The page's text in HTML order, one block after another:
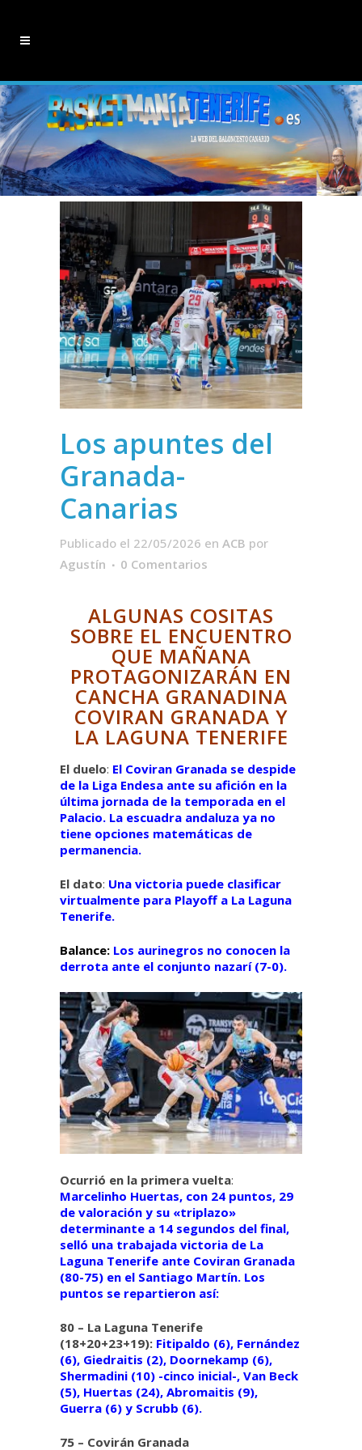
Los apuntes del
Granada-
Canarias
Publicado el 22/05/2026 en ACB por
Agustín
0 Comentarios
ALGUNAS COSITAS
SOBRE EL ENCUENTRO
QUE MAÑANA
PROTAGONIZARÁN EN
CANCHA GRANADINA
COVIRAN GRANADA Y
LA LAGUNA TENERIFE
El duelo: El Coviran Granada se despide
de la Liga Endesa ante su afición en la
última jornada de la temporada en el
Palacio. La escuadra andaluza ya no
tiene opciones matemáticas de
permanencia.
El dato: Una victoria puede clasificar
virtualmente para Playoff a La Laguna
Tenerife.
Balance: Los aurinegros no conocen la
derrota ante el conjunto nazarí (7-0).
Ocurrió en la primera vuelta:
Marcelinho Huertas, con 24 puntos, 29
de valoración y su «triplazo»
determinante a 14 segundos del final,
selló una trabajada victoria de La
Laguna Tenerife ante Coviran Granada
(80-75) en el Santiago Martín. Los
puntos se repartieron así:
80 – La Laguna Tenerife
(18+20+23+19): Fitipaldo (6), Fernández
(6), Giedraitis (2), Doornekamp (6),
Shermadini (10) -cinco inicial-, Van Beck
(5), Huertas (24), Abromaitis (9),
Guerra (6) y Scrubb (6).
75 – Covirán Granada